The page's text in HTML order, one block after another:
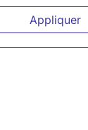
Appliquer